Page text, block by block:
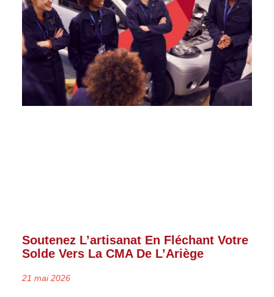
Soutenez L’artisanat En Fléchant Votre
Solde Vers La CMA De L’Ariège
21 mai 2026